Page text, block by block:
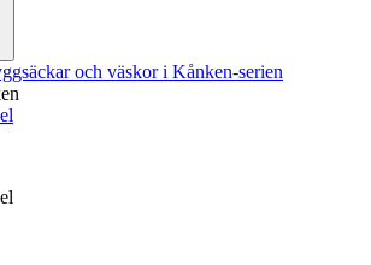
och väskor i Kånken-serien